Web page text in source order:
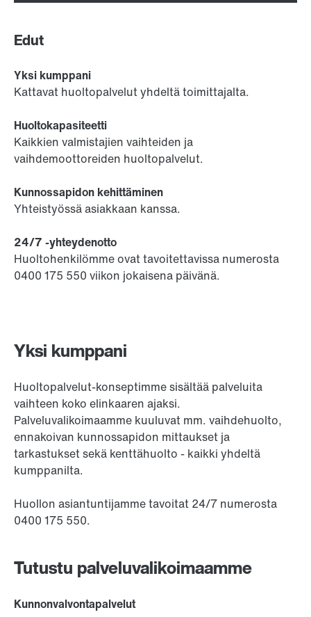
Yksi kumppani
Huoltopalvelut-konseptimme sisältää palveluita
vaihteen koko elinkaaren ajaksi.
Palveluvalikoimaamme kuuluvat mm. vaihdehuolto,
ennakoivan kunnossapidon mittaukset ja
tarkastukset sekä kenttähuolto - kaikki yhdeltä
kumppanilta.
Huollon asiantuntijamme tavoitat 24/7 numerosta
0400 175 550.
Tutustu palveluvalikoimaamme
Kunnonvalvontapalvelut
Edut
Yksi kumppani
Kattavat huoltopalvelut yhdeltä toimittajalta.
Huoltokapasiteetti
Kaikkien valmistajien vaihteiden ja
vaihdemoottoreiden huoltopalvelut.
Kunnossapidon kehittäminen
Yhteistyössä asiakkaan kanssa.
24/7 -yhteydenotto
Huoltohenkilömme ovat tavoitettavissa numerosta
0400 175 550 viikon jokaisena päivänä.